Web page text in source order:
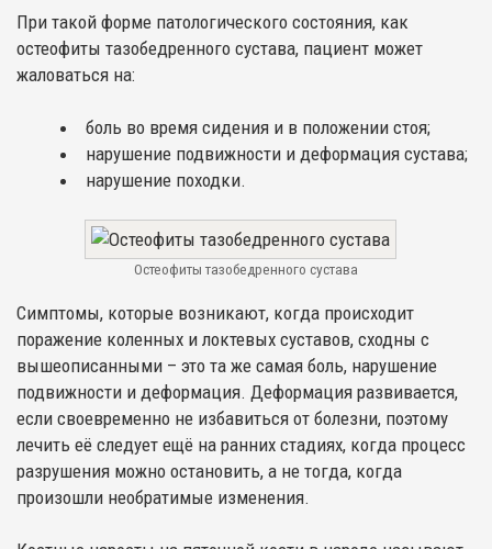
При такой форме патологического состояния, как
остеофиты тазобедренного сустава, пациент может
жаловаться на:
боль во время сидения и в положении стоя;
нарушение подвижности и деформация сустава;
нарушение походки.
Остеофиты тазобедренного сустава
Симптомы, которые возникают, когда происходит
поражение коленных и локтевых суставов, сходны с
вышеописанными – это та же самая боль, нарушение
подвижности и деформация. Деформация развивается,
если своевременно не избавиться от болезни, поэтому
лечить её следует ещё на ранних стадиях, когда процесс
разрушения можно остановить, а не тогда, когда
произошли необратимые изменения.